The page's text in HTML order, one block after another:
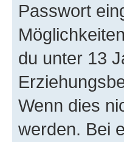
Passwort
du unter 13
Wenn dies
werden. Bei